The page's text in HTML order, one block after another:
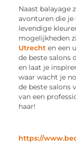
Naast balayage
avonturen die je
levendige
mogelijkheden
Utrecht en een
de beste salons
en laat je
waar wacht je
de beste salons
van een
haar!
https://